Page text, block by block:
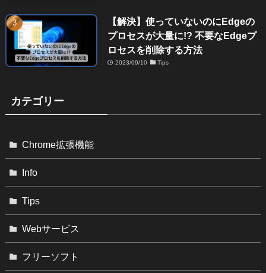
【解決】使っていないのにEdgeの
プロセスが大量に!? 不要なEdgeプ
ロセスを削除する方法
2023/09/10 Tips
カテゴリー
Chrome拡張機能
Info
Tips
Webサービス
フリーソフト